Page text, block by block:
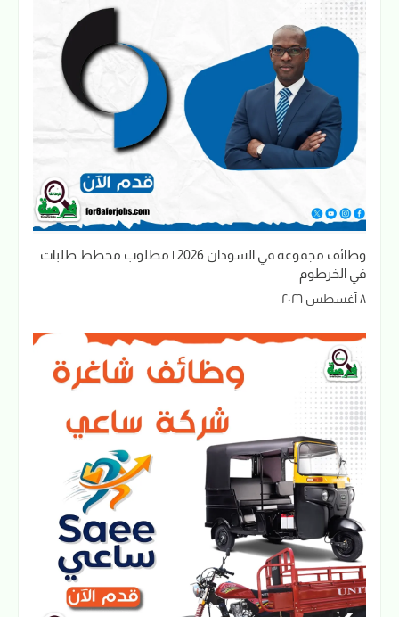
وظائف مجموعة في السودان 2026 | مطلوب مخطط طلبات
في الخرطوم
٨ أغسطس ٢٠٢٦